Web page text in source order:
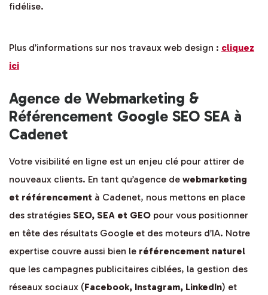
fidélise.
Plus d’informations sur nos travaux web design : cliquez
ici
Agence de Webmarketing &
Référencement Google SEO SEA à
Cadenet
Votre visibilité en ligne est un enjeu clé pour attirer de
nouveaux clients. En tant qu’agence de webmarketing
et référencement à Cadenet, nous mettons en place
des stratégies SEO, SEA et GEO pour vous positionner
en tête des résultats Google et des moteurs d’IA. Notre
expertise couvre aussi bien le référencement naturel
que les campagnes publicitaires ciblées, la gestion des
réseaux sociaux (Facebook, Instagram, LinkedIn) et